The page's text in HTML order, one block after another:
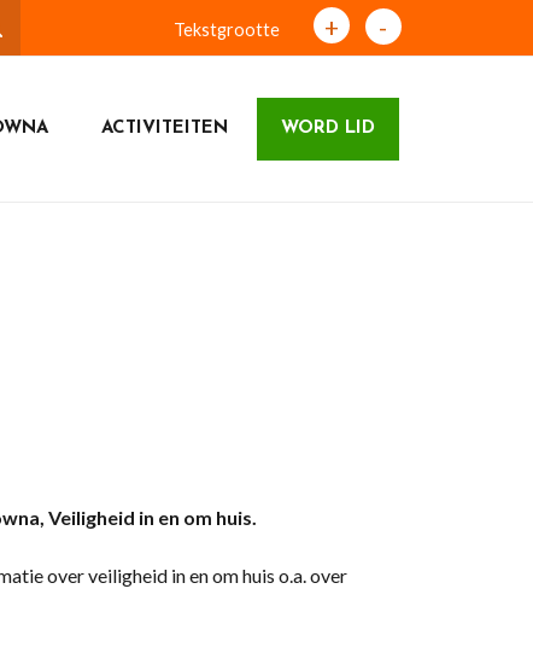
Tekstgrootte + -
ACTIVITEITEN WORD LID
Veiligheid in en om huis.
over veiligheid in en om huis o.a. over